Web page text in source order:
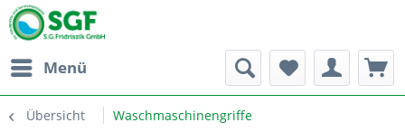
Menü
Übersicht Waschmaschinengriffe